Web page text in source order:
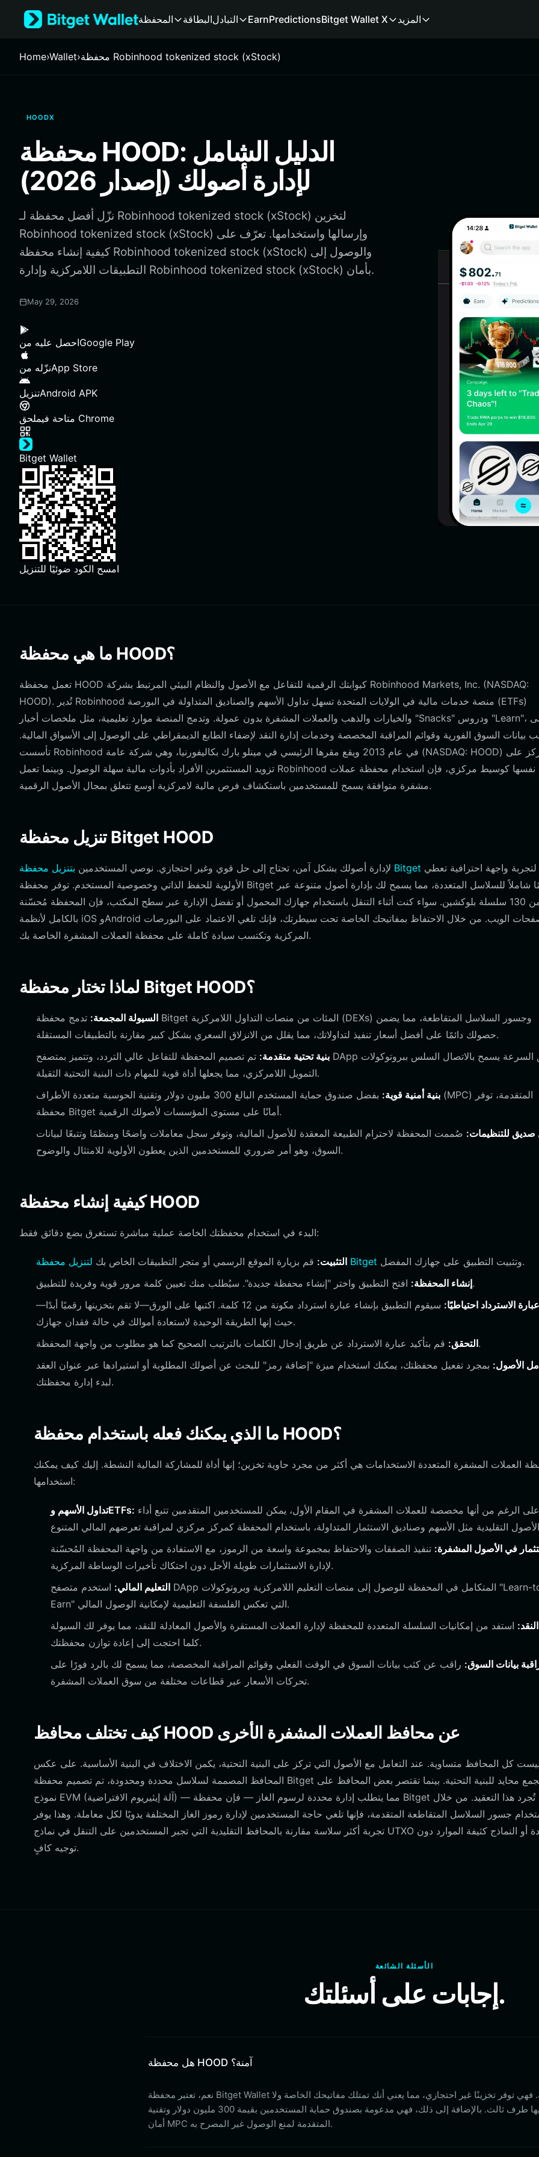
Русский
Español (Latinoamérica)
Deutsch
简体中文
繁體中文
Português (Portugal)
Bahasa Indonesia
ภาษาไทย
Español
Português (Brasil)
Español (Argentina)
المحفظة البطاقةالتبادل EarnPredictionsBitget Wallet X المزيد
Home›Wallet› محفظة Robinhood tokenized stock (xStock)
HOODX
محفظة HOOD: الدليل الشامل
لإدارة أصولك (إصدار 2026)
نزّل أفضل محفظة لـ Robinhood tokenized stock (xStock) لتخزين
Robinhood tokenized stock (xStock) وإرسالها واستخدامها. تعرّف على
كيفية إنشاء محفظة Robinhood tokenized stock (xStock) والوصول إلى
التطبيقات اللامركزية وإدارة Robinhood tokenized stock (xStock) بأمان.
May 29, 2026
احصل عليه منGoogle Play
نزّله منApp Store
تنزيلAndroid APK
متاحة في ملحق Chrome
Bitget Wallet
امسح الكود ضوئيًا للتنزيل
ما هي محفظة HOOD؟
تعمل محفظة HOOD كبوابتك الرقمية للتفاعل مع الأصول والنظام البيئي المرتبط بشركة Robinhood Markets, Inc. (NASDAQ:
HOOD). تُدير Robinhood منصة خدمات مالية في الولايات المتحدة تسهل تداول الأسهم والصناديق المتداولة في البورصة (ETFs)
والخيارات والذهب والعملات المشفرة بدون عمولة. وتدمج المنصة موارد تعليمية، مثل ملخصات أخبار "Snacks" ودروس "Learn"، إلى
بيانات السوق الفورية وقوائم المراقبة المخصصة وخدمات إدارة النقد لإضفاء الطابع الديمقراطي على الوصول إلى الأسواق المالية.
تأسست Robinhood في عام 2013 ويقع مقرها الرئيسي في مينلو بارك بكاليفورنيا، وهي شركة عامة (NASDAQ: HOOD) تركز على
تزويد المستثمرين الأفراد بأدوات مالية سهلة الوصول. وبينما تعمل Robinhood نفسها كوسيط مركزي، فإن استخدام محفظة عملات
مشفرة متوافقة يسمح للمستخدمين باستكشاف فرص مالية لامركزية أوسع تتعلق بمجال الأصول الرقمية.
تنزيل محفظة Bitget HOOD
لإدارة أصولك بشكل آمن، تحتاج إلى حل قوي وغير احتجازي. نوصي المستخدمين بتنزيل محفظة Bitget
الأولوية للحفظ الذاتي وخصوصية المستخدم. توفر محفظة Bitget دعمًا شاملاً للسلاسل المتعددة، مما يسمح لك بإدارة أصول متنوعة عبر
أكثر من 130 سلسلة بلوكشين. سواء كنت أثناء التنقل باستخدام جهازك المحمول أو تفضل الإدارة عبر سطح المكتب، فإن المحفظة مُحسّنة
بالكامل لأنظمة iOS وAndroid ومتصفحات الويب. من خلال الاحتفاظ بمفاتيحك الخاصة تحت سيطرتك، فإنك تلغي الاعتماد على البورصات
المركزية وتكتسب سيادة كاملة على محفظة العملات المشفرة الخاصة بك.
لماذا تختار محفظة Bitget HOOD؟
السيولة المجمعة: تدمج محفظة Bitget المئات من منصات التداول اللامركزية (DEXs) وجسور السلاسل المتقاطعة، مما يضمن
حصولك دائمًا على أفضل أسعار تنفيذ لتداولاتك، مما يقلل من الانزلاق السعري بشكل كبير مقارنة بالتطبيقات المستقلة.
بنية تحتية متقدمة: تم تصميم المحفظة للتفاعل عالي التردد، وتتميز بمتصفح DApp فائق السرعة يسمح بالاتصال السلس ببروتوكولات
التمويل اللامركزي، مما يجعلها أداة قوية للمهام ذات البنية التحتية الثقيلة.
بنية أمنية قوية:
بفضل صندوق حماية المستخدم البالغ 300 مليون دولار وتقنية الحوسبة متعددة الأطراف (MPC) المتقدمة، توفر
محفظة Bitget أمانًا على مستوى المؤسسات لأصولك الرقمية.
صديق للتنظيمات: صُممت المحفظة لاحترام الطبيعة المعقدة للأصول المالية، وتوفر سجل معاملات واضحًا ومنظمًا وتتبعًا لبيانات
السوق، وهو أمر ضروري للمستخدمين الذين يعطون الأولوية للامتثال والوضوح.
كيفية إنشاء محفظة HOOD
البدء في استخدام محفظتك الخاصة عملية مباشرة تستغرق بضع دقائق فقط:
التثبيت: قم بزيارة الموقع الرسمي أو متجر التطبيقات الخاص بك لتنزيل محفظة Bitget
وتثبيت التطبيق على جهازك المفضل.
إنشاء المحفظة:افتح التطبيق واختر "إنشاء محفظة جديدة". سيُطلب منك تعيين كلمة مرور قوية وفريدة للتطبيق.
الاسترداد احتياطيًا:
سيقوم التطبيق بإنشاء عبارة استرداد مكونة من 12 كلمة. اكتبها على الورق—لا تقم بتخزينها رقميًا أبدًا—
حيث إنها الطريقة الوحيدة لاستعادة أموالك في حالة فقدان جهازك.
التحقق:قم بتأكيد عبارة الاسترداد عن طريق إدخال الكلمات بالترتيب الصحيح كما هو مطلوب من واجهة المحفظة.
الأصول: بمجرد تفعيل محفظتك، يمكنك استخدام ميزة "إضافة رمز" للبحث عن أصولك المطلوبة أو استيرادها عبر عنوان العقد
لبدء إدارة محفظتك.
ما الذي يمكنك فعله باستخدام محفظة HOOD؟
العملات المشفرة المتعددة الاستخدامات هي أكثر من مجرد حاوية تخزين؛ إنها أداة للمشاركة المالية النشطة. إليك كيف يمكنك
استخدامها:
تداول الأسهم وETFs:
في الأصول المشفرة: تنفيذ الصفقات والاحتفاظ بمجموعة واسعة من الرموز، مع الاستفادة من واجهة المحفظة المُحسّنة
لإدارة الاستثمارات طويلة الأجل دون احتكاك تأخيرات الوساطة المركزية.
التعليم المالي: استخدم متصفح DApp المتكامل في المحفظة للوصول إلى منصات التعليم اللامركزية وبروتوكولات "Learn-to-
Earn" التي تعكس الفلسفة التعليمية لإمكانية الوصول المالي.
استفد من إمكانيات السلسلة المتعددة للمحفظة لإدارة العملات المستقرة والأصول المعادلة للنقد، مما يوفر لك السيولة
كلما احتجت إلى إعادة توازن محفظتك.
بيانات السوق: راقب عن كثب بيانات السوق في الوقت الفعلي وقوائم المراقبة المخصصة، مما يسمح لك بالرد فورًا على
تحركات الأسعار عبر قطاعات مختلفة من سوق العملات المشفرة.
كيف تختلف محافظ HOOD عن محافظ العملات المشفرة الأخرى
كل المحافظ متساوية. عند التعامل مع الأصول التي تركز على البنية التحتية، يكمن الاختلاف في البنية الأساسية. على عكس
المحافظ المصممة لسلاسل محددة ومحدودة، تم تصميم محفظة Bitget كمجمع محايد للبنية التحتية. بينما تقتصر بعض المحافظ على
نموذج EVM (آلة إيثيريوم الافتراضية) — مما يتطلب إدارة محددة لرسوم الغاز — فإن محفظة Bitget تُجرد هذا التعقيد. من خلال
جسور السلاسل المتقاطعة المتقدمة، فإنها تلغي حاجة المستخدمين لإدارة رموز الغاز المختلفة يدويًا لكل معاملة. وهذا يوفر
تجربة أكثر سلاسة مقارنة بالمحافظ التقليدية التي تجبر المستخدمين على التنقل في نماذج UTXO المعقدة أو النماذج كثيفة الموارد دون
توجيه كافٍ.
الأسئلة الشائعة
إجابات على أسئلتك.
هل محفظة HOOD آمنة؟
نعم، تعتبر محفظة Bitget Wallet آمنة للغاية. فهي توفر تخزينًا غير احتجازي، مما يعني أنك تمتلك مفاتيحك الخاصة ولا
يتحكم فيها طرف ثالث. بالإضافة إلى ذلك، فهي مدعومة بصندوق حماية المستخدمين بقيمة 300 مليون دولار وتقنية
أمان MPC المتقدمة لمنع الوصول غير المصرح به.